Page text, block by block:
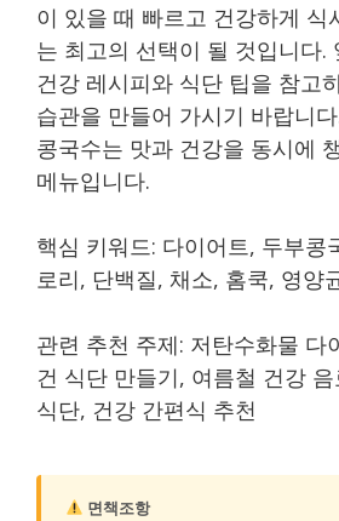
이 있을 때 빠르고 건강하게 식
는 최고의 선택이 될 것입니다.
건강 레시피와 식단 팁을 참고
습관을 만들어 가시기 바랍니
콩국수는 맛과 건강을 동시에
메뉴입니다.
핵심 키워드: 다이어트, 두부콩
로리, 단백질, 채소, 홈쿡, 영양
관련 추천 주제: 저탄수화물 다
건 식단 만들기, 여름철 건강
식단, 건강 간편식 추천
면책조항